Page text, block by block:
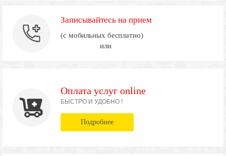
Записывайтесь на прием
(с мобильных бесплатно)
или
Оплата услуг online
БЫСТРО И УДОБНО !
Подробнее